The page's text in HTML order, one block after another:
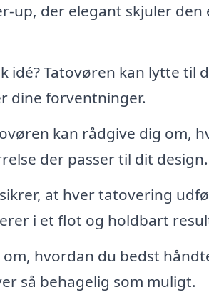
up, der elegant skjuler den
idé? Tatovøren kan lytte til
dine forventninger.
kan rådgive dig om,
der passer til dit design.
at hver tatovering
i et flot og holdbart
hvordan du bedst
så behagelig som muligt.